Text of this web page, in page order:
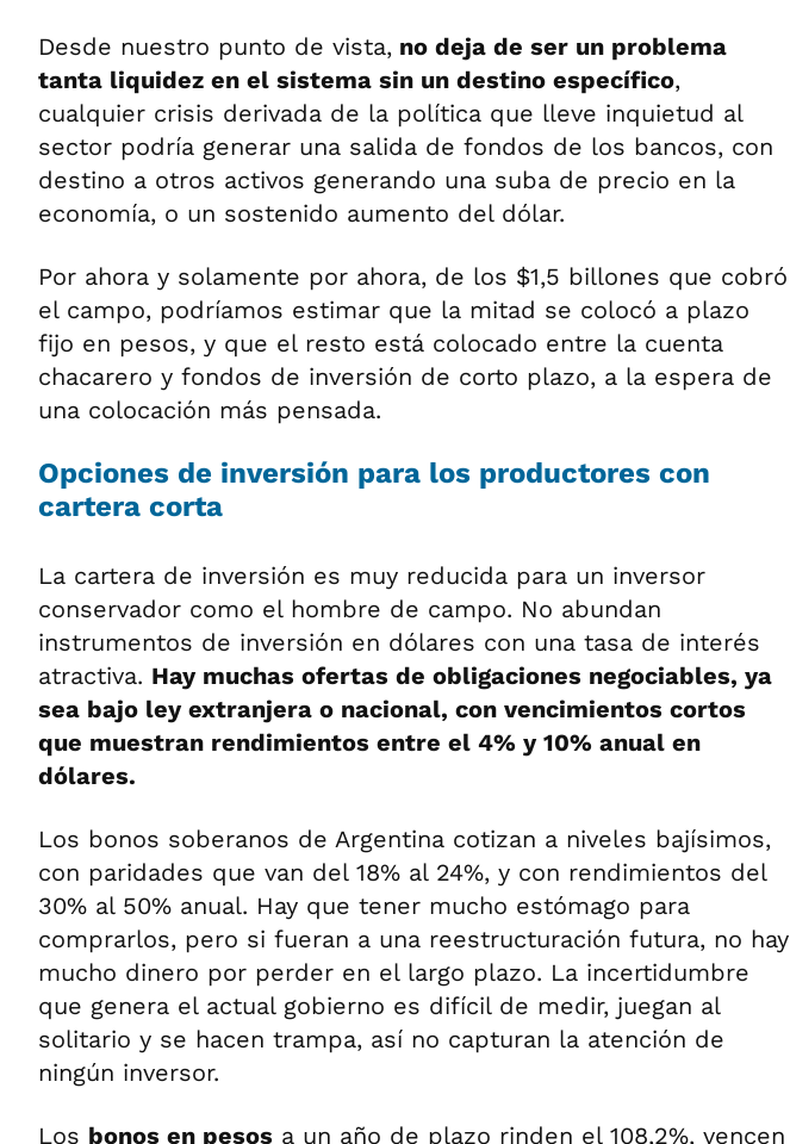
Desde nuestro punto de vista, no deja de ser un problema
tanta liquidez en el sistema sin un destino específico,
cualquier crisis derivada de la política que lleve inquietud al
sector podría generar una salida de fondos de los bancos, con
destino a otros activos generando una suba de precio en la
economía, o un sostenido aumento del dólar.
Por ahora y solamente por ahora, de los $1,5 billones que cobró
el campo, podríamos estimar que la mitad se colocó a plazo
fijo en pesos, y que el resto está colocado entre la cuenta
chacarero y fondos de inversión de corto plazo, a la espera de
una colocación más pensada.
Opciones de inversión para los productores con
cartera corta
La cartera de inversión es muy reducida para un inversor
conservador como el hombre de campo. No abundan
instrumentos de inversión en dólares con una tasa de interés
atractiva. Hay muchas ofertas de obligaciones negociables, ya
sea bajo ley extranjera o nacional, con vencimientos cortos
que muestran rendimientos entre el 4% y 10% anual en
dólares.
Los bonos soberanos de Argentina cotizan a niveles bajísimos,
con paridades que van del 18% al 24%, y con rendimientos del
30% al 50% anual. Hay que tener mucho estómago para
comprarlos, pero si fueran a una reestructuración futura, no hay
mucho dinero por perder en el largo plazo. La incertidumbre
que genera el actual gobierno es difícil de medir, juegan al
solitario y se hacen trampa, así no capturan la atención de
ningún inversor.
Los bonos en pesos a un año de plazo rinden el 108,2%, vencen